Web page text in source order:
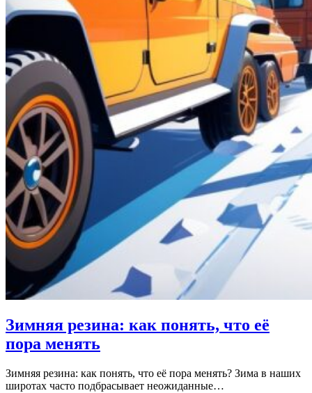
Зимняя резина: как понять, что её
пора менять
Зимняя резина: как понять, что её пора менять? Зима в наших
широтах часто подбрасывает неожиданные…